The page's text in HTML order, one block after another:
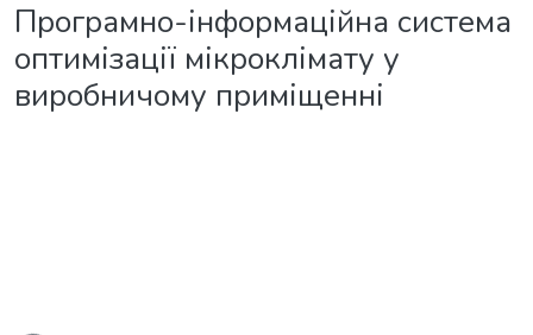
Програмно-інформаційна система
оптимізації мікроклімату у
виробничому приміщенні